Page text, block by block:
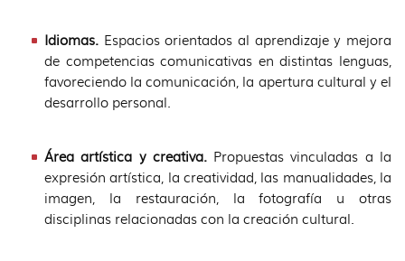
Idiomas. Espacios orientados al aprendizaje y mejora
de competencias comunicativas en distintas lenguas,
favoreciendo la comunicación, la apertura cultural y el
desarrollo personal.
Área artística y creativa. Propuestas vinculadas a la
expresión artística, la creatividad, las manualidades, la
imagen, la restauración, la fotografía u otras
disciplinas relacionadas con la creación cultural.